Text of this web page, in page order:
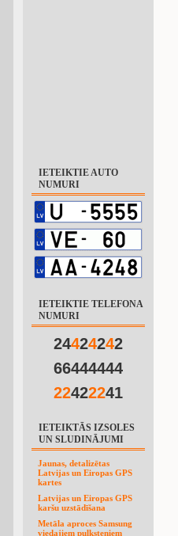
IETEIKTIE AUTO
NUMURI
IETEIKTIE TELEFONA
NUMURI
24424242
66444444
22422241
IETEIKTĀS IZSOLES
UN SLUDINĀJUMI
Jaunas, detalizētas
Latvijas un Eiropas GPS
kartes
Latvijas un Eiropas GPS
karšu uzstādīšana
Metāla aproces Samsung
viedajiem pulksteņiem